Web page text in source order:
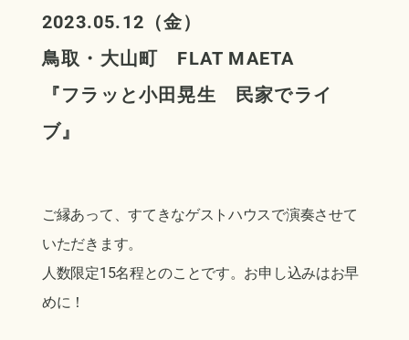
2023.05.12（金）
鳥取・大山町 FLAT MAETA
『フラッと小田晃生 民家でライ
ブ』
ご縁あって、すてきなゲストハウスで演奏させて
いただきます。
人数限定15名程とのことです。お申し込みはお早
めに！